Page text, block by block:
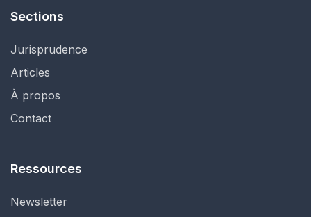
Sections
Jurisprudence
Articles
À propos
Contact
Ressources
Newsletter